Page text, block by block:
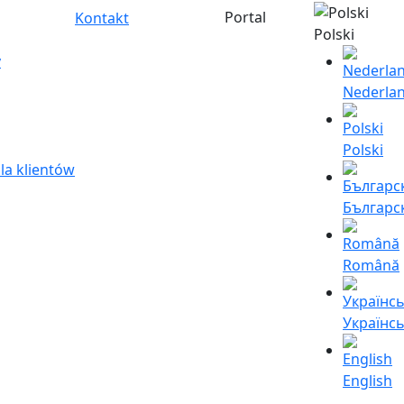
klientów
Kontakt
Portal
Polski
Polski
Română
English